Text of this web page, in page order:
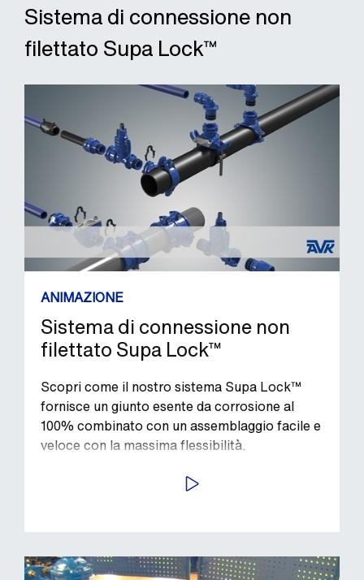
Sistema di connessione non
filettato Supa Lock™
ANIMAZIONE
Sistema di connessione non
filettato Supa Lock™
Scopri come il nostro sistema Supa Lock™
fornisce un giunto esente da corrosione al
100% combinato con un assemblaggio facile e
veloce con la massima flessibilità.
AVVIA